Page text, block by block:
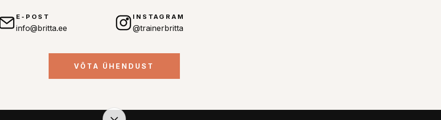
E-POST
info@britta.ee
INSTAGRAM
@trainerbritta
VÕTA ÜHENDUST